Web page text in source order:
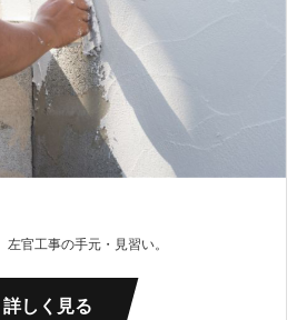
官工事の手元・見習い。
詳しく見る